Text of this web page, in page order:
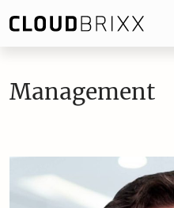
Management